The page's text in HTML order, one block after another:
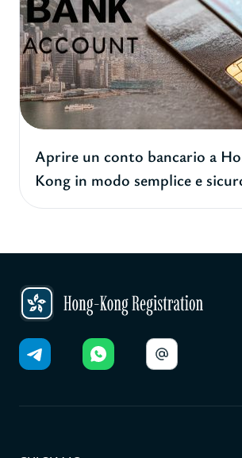
Aprire un conto bancario a
Kong in modo semplice e